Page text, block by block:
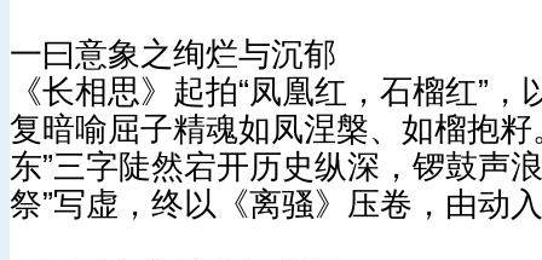
一曰意象之绚烂与沉郁
《长相思》起拍“凤凰红，石榴红”
复暗喻屈子精魂如凤涅槃、如榴抱籽
东”三字陡然宕开历史纵深，锣鼓声
祭”写虚，终以《离骚》压卷，由动